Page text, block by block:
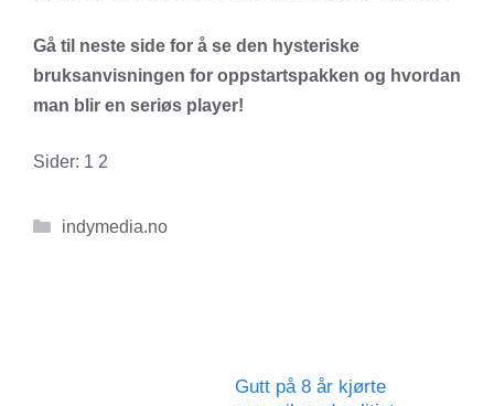
Gå til neste side for å se den hysteriske
bruksanvisningen for oppstartspakken og hvordan
man blir en seriøs player!
Sider: 1 2
Kategorier
indymedia.no
Gutt på 8 år kjørte